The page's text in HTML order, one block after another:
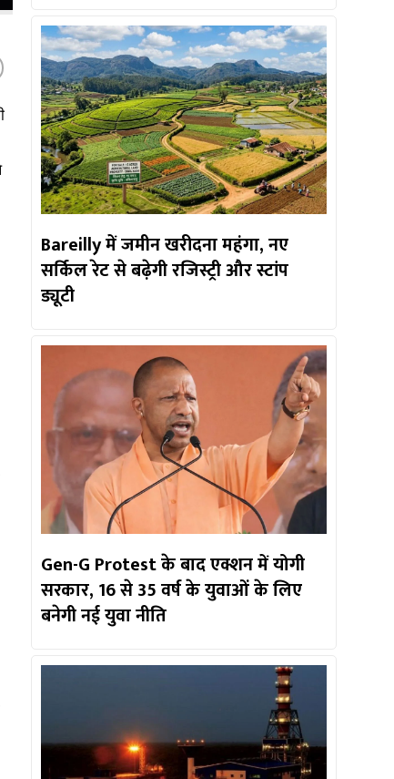
Bareilly में जमीन खरीदना महंगा, नए
सर्किल रेट से बढ़ेगी रजिस्ट्री और स्टांप
ड्यूटी
Gen-G Protest के बाद एक्शन में योगी
सरकार, 16 से 35 वर्ष के युवाओं के लिए
बनेगी नई युवा नीति